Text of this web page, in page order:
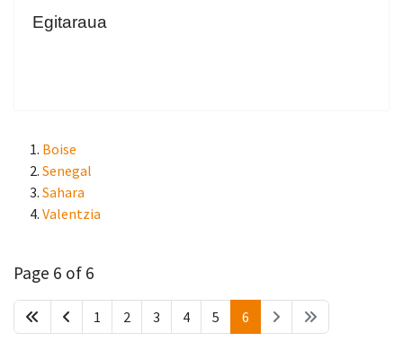
Egitaraua
Boise
Senegal
Sahara
Valentzia
Page 6 of 6
1 2 3 4 5 6